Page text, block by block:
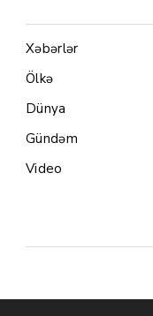
Xəbərlər
Ölkə
Dünya
Gündəm
Video